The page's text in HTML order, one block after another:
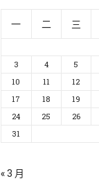
一 二 三
3
4 5
10
11 12
17
18 19
24
25 26
31
« 3 月